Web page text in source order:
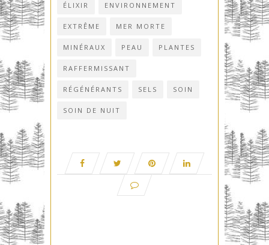
ÉLIXIR ENVIRONNEMENT
EXTRÊME MER MORTE
MINÉRAUX PEAU PLANTES
RAFFERMISSANT
RÉGÉNÉRANTS SELS SOIN
SOIN DE NUIT